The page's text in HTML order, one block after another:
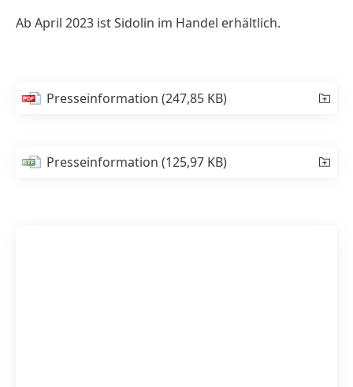
Ab April 2023 ist Sidolin im Handel erhältlich.
Presseinformation(247,85 KB)
Presseinformation(125,97 KB)